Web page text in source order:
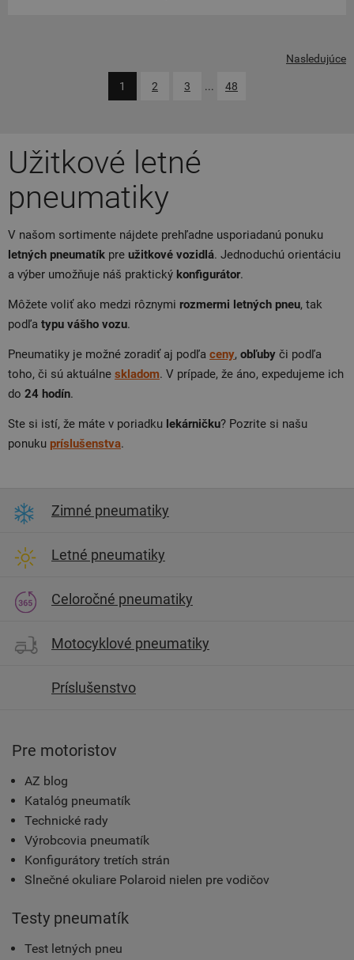
1 2 3 ... 48
Nasledujúce
Užitkové letné
pneumatiky
V našom sortimente nájdete prehľadne usporiadanú ponuku
letných pneumatík pre užitkové vozidlá. Jednoduchú orientáciu
a výber umožňuje náš praktický konfigurátor.
Môžete voliť ako medzi rôznymi rozmermi letných pneu, tak
podľa typu vášho vozu.
Pneumatiky je možné zoradiť aj podľa ceny, obľuby či podľa
toho, či sú aktuálne skladom. V prípade, že áno, expedujeme ich
do 24 hodín.
Ste si istí, že máte v poriadku lekárničku? Pozrite si našu
ponuku príslušenstva.
Zimné pneumatiky
Letné pneumatiky
Celoročné pneumatiky
Motocyklové pneumatiky
Príslušenstvo
Pre motoristov
AZ blog
Katalóg pneumatík
Technické rady
Výrobcovia pneumatík
Konfigurátory tretích strán
Slnečné okuliare Polaroid nielen pre vodičov
Testy pneumatík
Test letných pneu